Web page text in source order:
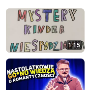
1:15